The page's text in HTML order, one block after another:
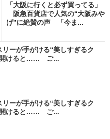
「大阪に行くと必ず買ってる」
阪急百貨店で人気の“大阪みや
げ”に絶賛の声 「今ま...
ーが手がける“美しすぎるク
開けると…… ご...
ーが手がける“美しすぎるク
開けると…… ご...